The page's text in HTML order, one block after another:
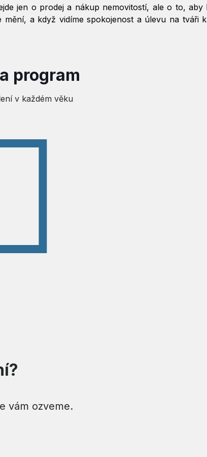
jen o prodej a nákup nemovitostí, ale o to, aby
a když vidíme spokojenost a úlevu na tváři
program
v každém věku
vám ozveme.